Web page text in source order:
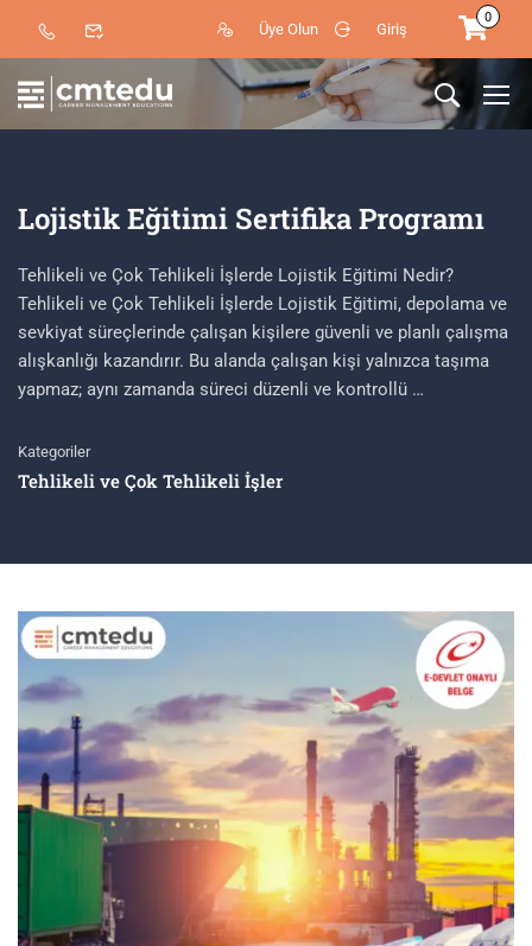
Üye Olun Giriş
0
Lojistik Eğitimi Sertifika Programı
Tehlikeli ve Çok Tehlikeli İşlerde Lojistik Eğitimi Nedir?
Tehlikeli ve Çok Tehlikeli İşlerde Lojistik Eğitimi, depolama ve
sevkiyat süreçlerinde çalışan kişilere güvenli ve planlı çalışma
alışkanlığı kazandırır. Bu alanda çalışan kişi yalnızca taşıma
yapmaz; aynı zamanda süreci düzenli ve kontrollü …
Kategoriler
Tehlikeli ve Çok Tehlikeli İşler